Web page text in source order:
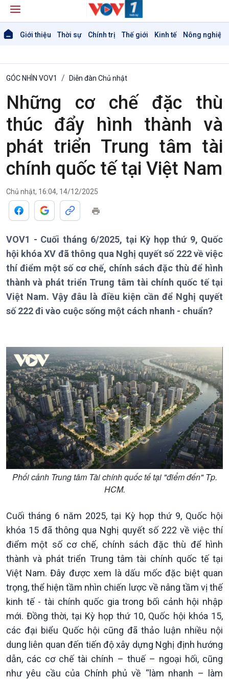
Giới thiệu Thời sự Chính trị Thế giới Kinh tế Nông nghiệp
Giới thiệu
Thời sự
Bản tin
Chuyên mục
Theo dòng Thời sự
Chính trị
Tin Chính trị
Chính phủ với người dân
Quốc hội với cử tri
Xây dựng đảng
Đảng trong cuộc sống
Nhận diện sự thật
Pháp luật và đời sống
Thế giới
Tin thế giới
Vấn đề quốc tế
Hồ sơ sự kiện quốc tế
Thế giới & Việt Nam
Biên cương - Một dải vững
bền
Kinh tế
Tin Kinh tế
Trước giờ mở cửa
Dòng chảy Kinh tế
Sức sống hàng Việt
Khởi nghiệp
Tuyên chiến với gian lận
thương mại
Nông nghiệp & Biển đảo
Tin Nông nghiệp & Biển
đảo
Mùa vàng
Biển đảo Việt Nam
Tâm tình biên giới và hải
đảo
Tìm hiểu biển, đảo Việt
Nam
GÓC NHÌN VOV1 Diễn đàn Chủ nhật
Những cơ chế đặc thù
thúc đẩy hình thành và
phát triển Trung tâm tài
chính quốc tế tại Việt Nam
Chủ nhật, 16:04, 14/12/2025
VOV1 - Cuối tháng 6/2025, tại Kỳ họp thứ 9, Quốc
hội khóa XV đã thông qua Nghị quyết số 222 về việc
thí điểm một số cơ chế, chính sách đặc thù để hình
thành và phát triển Trung tâm tài chính quốc tế tại
Việt Nam. Vậy đâu là điều kiện cần để Nghị quyết
số 222 đi vào cuộc sống một cách nhanh - chuẩn?
Phối cảnh Trung tâm Tài chính quốc tế tại "điểm đến" Tp.
HCM.
Cuối tháng 6 năm 2025, tại Kỳ họp thứ 9, Quốc hội
khóa 15 đã thông qua Nghị quyết số 222 về việc thí
điểm một số cơ chế, chính sách đặc thù để hình
thành và phát triển Trung tâm tài chính quốc tế tại
Việt Nam. Đây được xem là dấu mốc đặc biệt quan
trọng, thể hiện tầm nhìn chiến lược về nâng tầm vị thế
kinh tế - tài chính quốc gia trong bối cảnh hội nhập
mới. Đồng thời, tại Kỳ họp thứ 10, Quốc hội khóa 15,
các đại biểu Quốc hội cũng đã thảo luận nhiều nội
dung liên quan đến tiến độ xây dựng Nghị định hướng
dẫn, các cơ chế tài chính – thuế – ngoại hối, cũng
như yêu cầu của Chính phủ về “làm nhanh – làm